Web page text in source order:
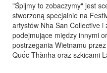
"Śpijmy to zobaczymy" jest
stworzoną specjalnie na
artystów Nha San Collective
podejmujące między innymi
postrzegania Wietnamu
Quốc Thànha oraz szkicami